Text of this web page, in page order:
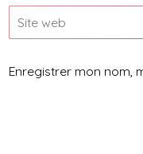
Enregistrer mon nom,